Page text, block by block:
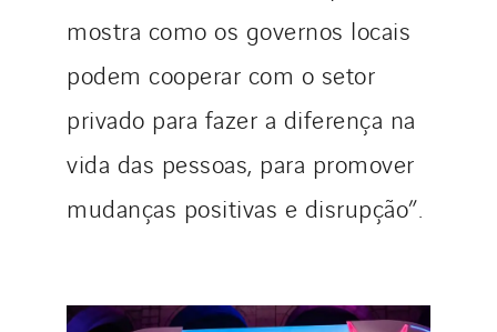
mostra como os governos locais
podem cooperar com o setor
privado para fazer a diferença na
vida das pessoas, para promover
mudanças positivas e disrupção”.